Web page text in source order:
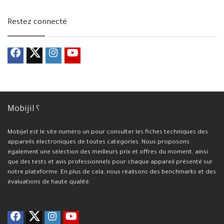
Restez connecté
Mobijil ؟
Mobijel est le site numéro un pour consulter les fiches techniques des
appareils électroniques de toutes catégories. Nous proposons
également une sélection des meilleurs prix et offres du moment, ainsi
que des tests et avis professionnels pour chaque appareil présenté sur
notre plateforme. En plus de cela, nous réalisons des benchmarks et des
évaluations de haute qualité.